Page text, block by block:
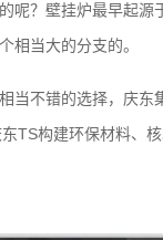
呢？壁挂炉最早起源
相当大的分支的。
当不错的选择，庆
TS构建环保材料、